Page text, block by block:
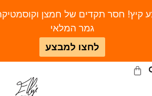
חסר תקדים של חמצן וקוסמטיקה |
גמר המלאי
לחצו למבצע